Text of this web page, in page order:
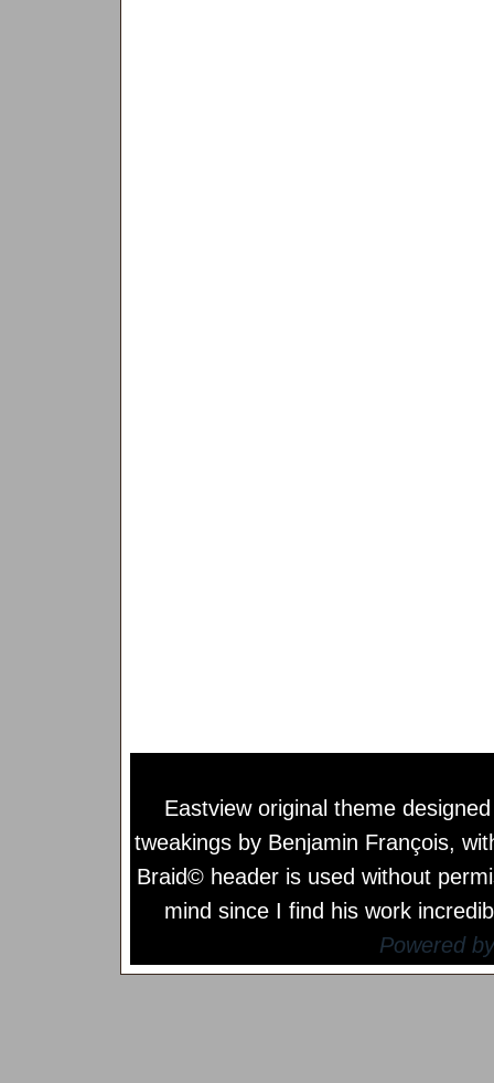
Eastview original theme
tweakings by Benjamin François,
Braid© header is used without
mind since I find his work
Powered